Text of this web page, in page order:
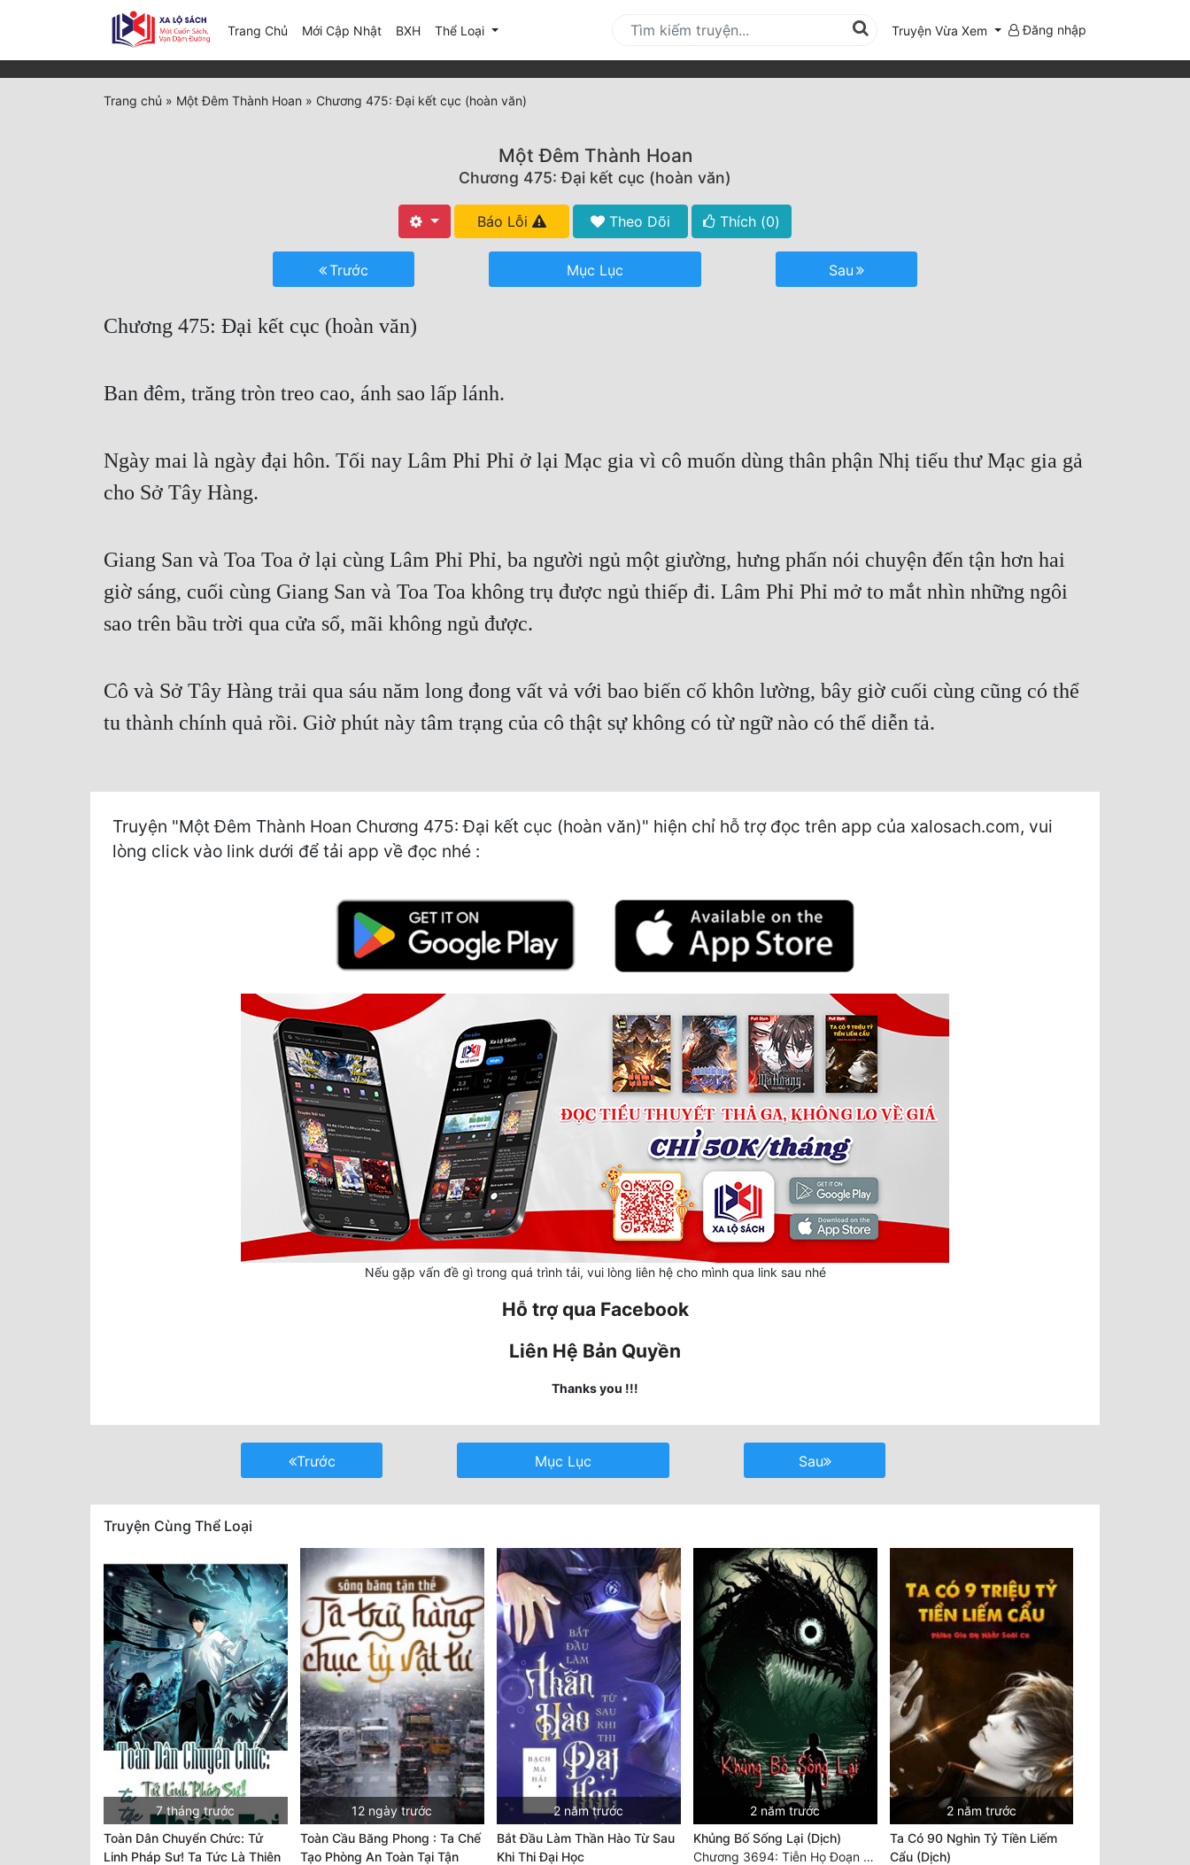
Trang Chủ Mới Cập Nhật(current)
BXH Thể Loại Truyện Vừa Xem Đăng nhập
Trang chủ » Một Đêm Thành Hoan » Chương 475: Đại kết cục (hoàn văn)
Một Đêm Thành Hoan
Chương 475: Đại kết cục (hoàn văn)
Báo Lỗi Theo Dõi Thích (0)
Trước Mục Lục Sau
Chương 475: Đại kết cục (hoàn văn)
Ban đêm, trăng tròn treo cao, ánh sao lấp lánh.
Ngày mai là ngày đại hôn. Tối nay Lâm Phỉ Phỉ ở lại Mạc gia vì cô muốn dùng thân phận Nhị tiểu thư Mạc gia gả
cho Sở Tây Hàng.
Giang San và Toa Toa ở lại cùng Lâm Phỉ Phỉ, ba người ngủ một giường, hưng phấn nói chuyện đến tận hơn hai
giờ sáng, cuối cùng Giang San và Toa Toa không trụ được ngủ thiếp đi. Lâm Phỉ Phỉ mở to mắt nhìn những ngôi
sao trên bầu trời qua cửa sổ, mãi không ngủ được.
Cô và Sở Tây Hàng trải qua sáu năm long đong vất vả với bao biến cố khôn lường, bây giờ cuối cùng cũng có thể
tu thành chính quả rồi. Giờ phút này tâm trạng của cô thật sự không có từ ngữ nào có thể diễn tả.
Truyện "Một Đêm Thành Hoan Chương 475: Đại kết cục (hoàn văn)" hiện chỉ hỗ trợ đọc trên app của xalosach.com, vui
lòng click vào link dưới để tải app về đọc nhé :
Nếu gặp vấn đề gì trong quá trình tải, vui lòng liên hệ cho mình qua link sau nhé
Hỗ trợ qua Facebook
Liên Hệ Bản Quyền
Thanks you !!!
Trước Mục Lục Sau
Truyện Cùng Thể Loại
7 tháng trước
Toàn Dân Chuyển Chức: Tử
Linh Pháp Sư! Ta Tức Là Thiên
12 ngày trước
Toàn Cầu Băng Phong : Ta Chế
Tạo Phòng An Toàn Tại Tận
2 năm trước
Bắt Đầu Làm Thần Hào Từ Sau
Khi Thi Đại Học
2 năm trước
Khủng Bố Sống Lại (Dịch)
Chương 3694: Tiễn Họ Đoạn Đường Cuối - Hoàn
2 năm trước
Ta Có 90 Nghìn Tỷ Tiền Liếm
Cẩu (Dịch)